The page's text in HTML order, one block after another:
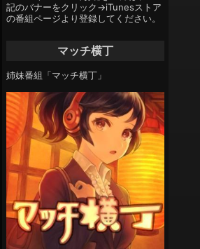
記のバナーをクリック→iTunesストア
の番組ページより登録してください。
マッチ横丁
姉妹番組「マッチ横丁」